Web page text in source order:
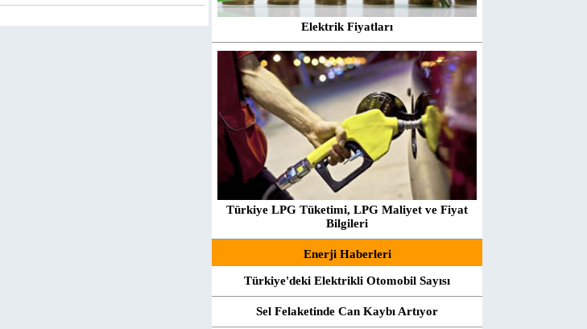
Elektrik Fiyatları
Türkiye LPG Tüketimi, LPG Maliyet ve Fiyat
Bilgileri
Enerji Haberleri
Türkiye'deki Elektrikli Otomobil Sayısı
Sel Felaketinde Can Kaybı Artıyor